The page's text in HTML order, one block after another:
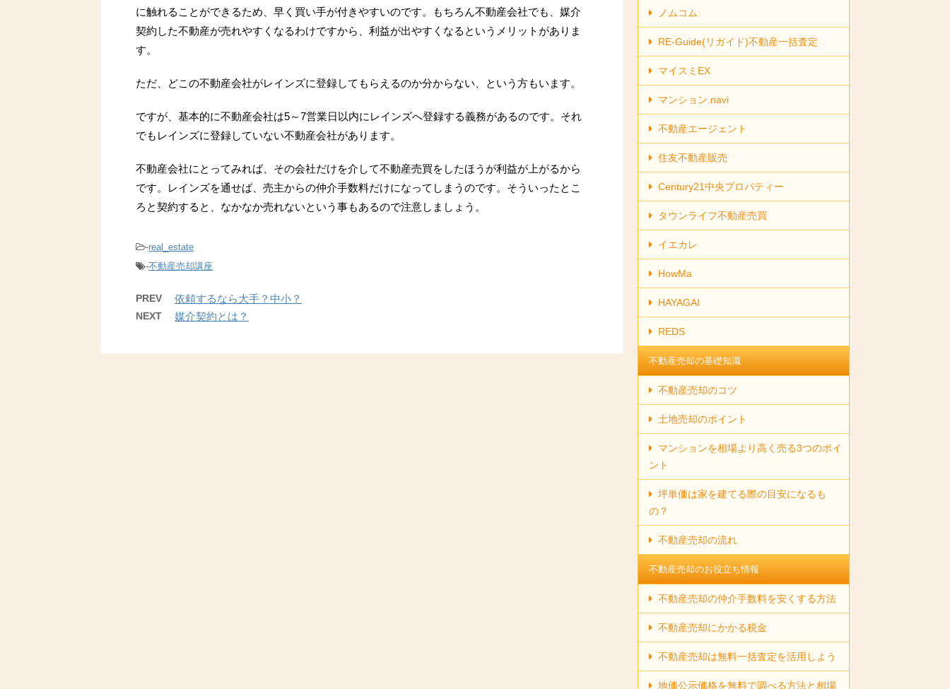
に触れることができるため、早く買い手が付きやすいのです。もちろん不動産会社でも、媒介
契約した不動産が売れやすくなるわけですから、利益が出やすくなるというメリットがありま
す。
ただ、どこの不動産会社がレインズに登録してもらえるのか分からない、という方もいます。
ですが、基本的に不動産会社は5～7営業日以内にレインズへ登録する義務があるのです。それ
でもレインズに登録していない不動産会社があります。
不動産会社にとってみれば、その会社だけを介して不動産売買をしたほうが利益が上がるから
です。レインズを通せば、売主からの仲介手数料だけになってしまうのです。そういったとこ
ろと契約すると、なかなか売れないという事もあるので注意しましょう。
-real_estate
-不動産売却講座
PREV 依頼するなら大手？中小？
NEXT 媒介契約とは？
ノムコム
RE-Guide(リガイド)不動産一括査定
マイスミEX
マンション.navi
不動産エージェント
住友不動産販売
Century21中央プロパティー
タウンライフ不動産売買
イエカレ
HowMa
HAYAGAI
REDS
不動産売却の基礎知識
不動産売却のコツ
土地売却のポイント
マンションを相場より高く売る3つのポイ
ント
坪単価は家を建てる際の目安になるも
の？
不動産売却の流れ
不動産売却のお役立ち情報
不動産売却の仲介手数料を安くする方法
不動産売却にかかる税金
不動産売却は無料一括査定を活用しよう
地価公示価格を無料で調べる方法と相場